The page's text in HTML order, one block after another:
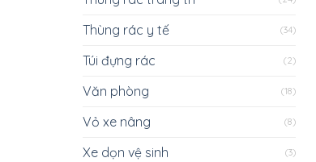
Thùng rác y tế (34)
Túi đựng rác (2)
Văn phòng (18)
Vỏ xe nâng (8)
Xe dọn vệ sinh (3)